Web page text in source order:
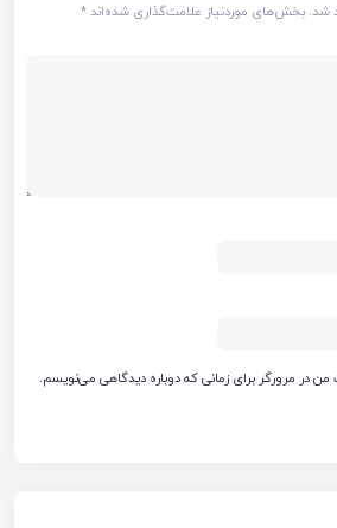
شد. بخش‌های موردنیاز علامت‌گذاری شده‌اند*
در مرورگر برای زمانی که دوباره دیدگاهی می‌نویسم.